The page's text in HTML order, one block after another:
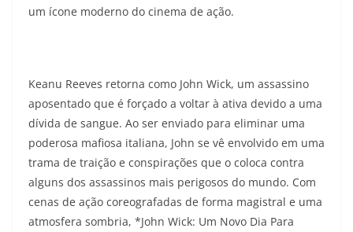
um ícone moderno do cinema de ação.
Keanu Reeves retorna como John Wick, um assassino
aposentado que é forçado a voltar à ativa devido a uma
dívida de sangue. Ao ser enviado para eliminar uma
poderosa mafiosa italiana, John se vê envolvido em uma
trama de traição e conspirações que o coloca contra
alguns dos assassinos mais perigosos do mundo. Com
cenas de ação coreografadas de forma magistral e uma
atmosfera sombria, *John Wick: Um Novo Dia Para